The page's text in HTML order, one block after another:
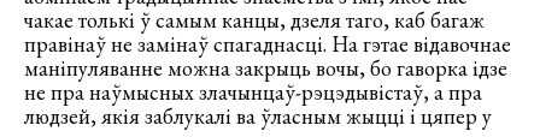
чакае толькі ў самым канцы, дзеля таго, каб багаж
правінаў не замінаў спагаднасці. На гэтае відавочнае
маніпуляванне можна закрыць вочы, бо гаворка ідзе
не пра наўмысных злачынцаў-рэцэдывістаў, а пра
людзей, якія заблукалі ва ўласным жыцці і цяпер у